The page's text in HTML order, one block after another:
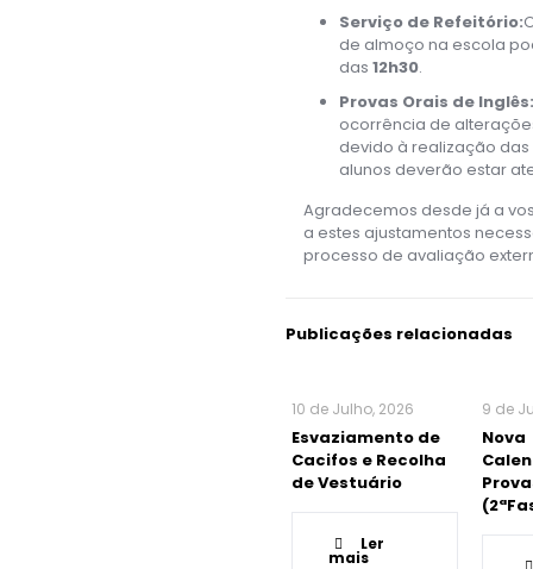
Serviço de Refeitório:
de almoço na escola
das 12h30.
Provas Orais de Inglês:
ocorrência de
devido à realização
alunos deverão estar
Agradecemos desde já a
a estes ajustamentos
processo de avaliação
Publicações relacionadas
10 de Julho, 2026
Esvaziamento de
Cacifos e Recolha
de Vestuário
Ler
mais
9 de
Nova